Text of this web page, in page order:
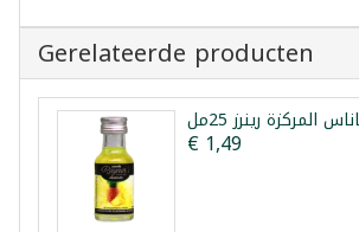
Gerelateerde producten
المركزة رينرز 25مل
€ 1,49